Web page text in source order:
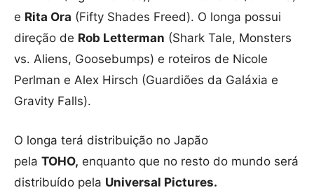
e Rita Ora (Fifty Shades Freed). O longa possui
direção de Rob Letterman (Shark Tale, Monsters
vs. Aliens, Goosebumps) e roteiros de Nicole
Perlman e Alex Hirsch (Guardiões da Galáxia e
Gravity Falls).
O longa terá distribuição no Japão
pela TOHO, enquanto que no resto do mundo será
distribuído pela Universal Pictures.